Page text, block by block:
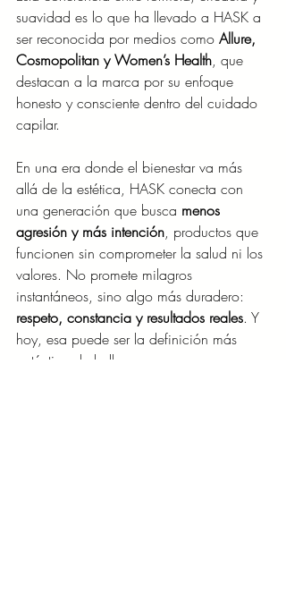
suavidad es lo que ha llevado a HASK a
ser reconocida por medios como Allure,
Cosmopolitan y Women’s Health, que
destacan a la marca por su enfoque
honesto y consciente dentro del cuidado
capilar.
En una era donde el bienestar va más
allá de la estética, HASK conecta con
una generación que busca menos
agresión y más intención, productos que
funcionen sin comprometer la salud ni los
valores. No promete milagros
instantáneos, sino algo más duradero:
respeto, constancia y resultados reales. Y
hoy, esa puede ser la definición más
auténtica de belleza.